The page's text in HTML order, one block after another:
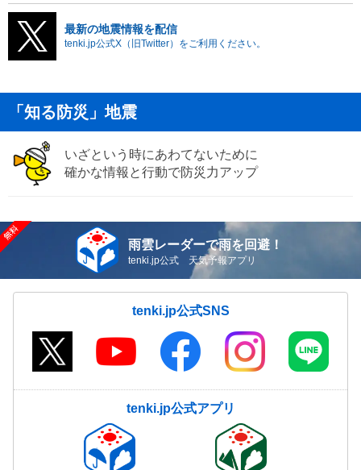
最新の地震情報を配信
tenki.jp公式X（旧Twitter）をご利用ください。
「知る防災」地震
いざという時にあわてないために
確かな情報と行動で防災力アップ
雨雲レーダーで雨を回避！
tenki.jp公式 天気予報アプリ
tenki.jp公式SNS
tenki.jp公式アプリ